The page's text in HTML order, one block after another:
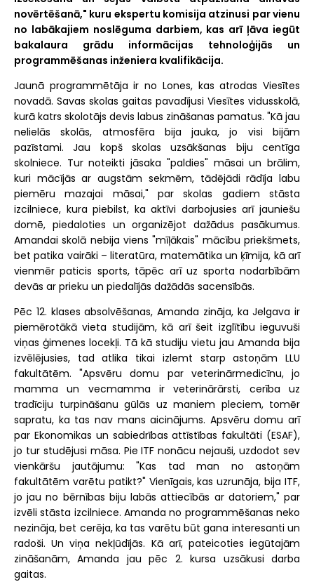
novērtēšanā," kuru ekspertu komisija atzinusi par vienu
no labākajiem noslēguma darbiem, kas arī ļāva iegūt
bakalaura grādu informācijas tehnoloģijās un
programmēšanas inženiera kvalifikācija.
Jaunā programmētāja ir no Lones, kas atrodas Viesītes
novadā. Savas skolas gaitas pavadījusi Viesītes vidusskolā,
kurā katrs skolotājs devis labus zināšanas pamatus. "Kā jau
nelielās skolās, atmosfēra bija jauka, jo visi bijām
pazīstami. Jau kopš skolas uzsākšanas biju centīga
skolniece. Tur noteikti jāsaka "paldies" māsai un brālim,
kuri mācījās ar augstām sekmēm, tādējādi rādīja labu
piemēru mazajai māsai," par skolas gadiem stāsta
izcilniece, kura piebilst, ka aktīvi darbojusies arī jauniešu
domē, piedaloties un organizējot dažādus pasākumus.
Amandai skolā nebija viens "mīļākais" mācību priekšmets,
bet patika vairāki – literatūra, matemātika un ķīmija, kā arī
vienmēr paticis sports, tāpēc arī uz sporta nodarbībām
devās ar prieku un piedalījās dažādās sacensībās.
Pēc 12. klases absolvēšanas, Amanda zināja, ka Jelgava ir
piemērotākā vieta studijām, kā arī šeit izglītību ieguvuši
viņas ģimenes locekļi. Tā kā studiju vietu jau Amanda bija
izvēlējusies, tad atlika tikai izlemt starp astoņām LLU
fakultātēm. "Apsvēru domu par veterinārmedicīnu, jo
mamma un vecmamma ir veterinārārsti, cerība uz
tradīciju turpināšanu gūlās uz maniem pleciem, tomēr
sapratu, ka tas nav mans aicinājums. Apsvēru domu arī
par Ekonomikas un sabiedrības attīstības fakultāti (ESAF),
jo tur studējusi māsa. Pie ITF nonācu nejauši, uzdodot sev
vienkāršu jautājumu: "Kas tad man no astoņām
fakultātēm varētu patikt?" Vienīgais, kas uzrunāja, bija ITF,
jo jau no bērnības biju labās attiecībās ar datoriem," par
izvēli stāsta izcilniece. Amanda no programmēšanas neko
nezināja, bet cerēja, ka tas varētu būt gana interesanti un
radoši. Un viņa nekļūdījās. Kā arī, pateicoties iegūtajām
zināšanām, Amanda jau pēc 2. kursa uzsākusi darba
gaitas.